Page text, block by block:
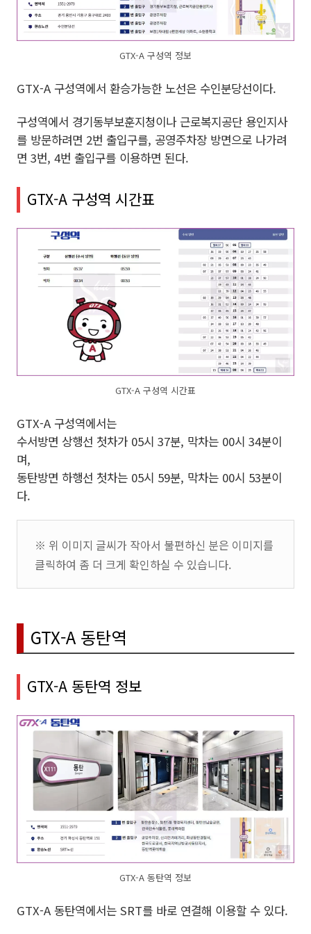
GTX-A 구성역 정보
GTX-A 구성역에서 환승가능한 노선은 수인분당선이다.
구성역에서 경기동부보훈지청이나 근로복지공단 용인지사
를 방문하려면 2번 출입구를, 공영주차장 방면으로 나가려
면 3번, 4번 출입구를 이용하면 된다.
GTX-A 구성역 시간표
GTX-A 구성역 시간표
GTX-A 구성역에서는
수서방면 상행선 첫차가 05시 37분, 막차는 00시 34분이
며,
동탄방면 하행선 첫차는 05시 59분, 막차는 00시 53분이
다.
※ 위 이미지 글씨가 작아서 불편하신 분은 이미지를
클릭하여 좀 더 크게 확인하실 수 있습니다.
GTX-A 동탄역
GTX-A 동탄역 정보
GTX-A 동탄역 정보
GTX-A 동탄역에서는 SRT를 바로 연결해 이용할 수 있다.